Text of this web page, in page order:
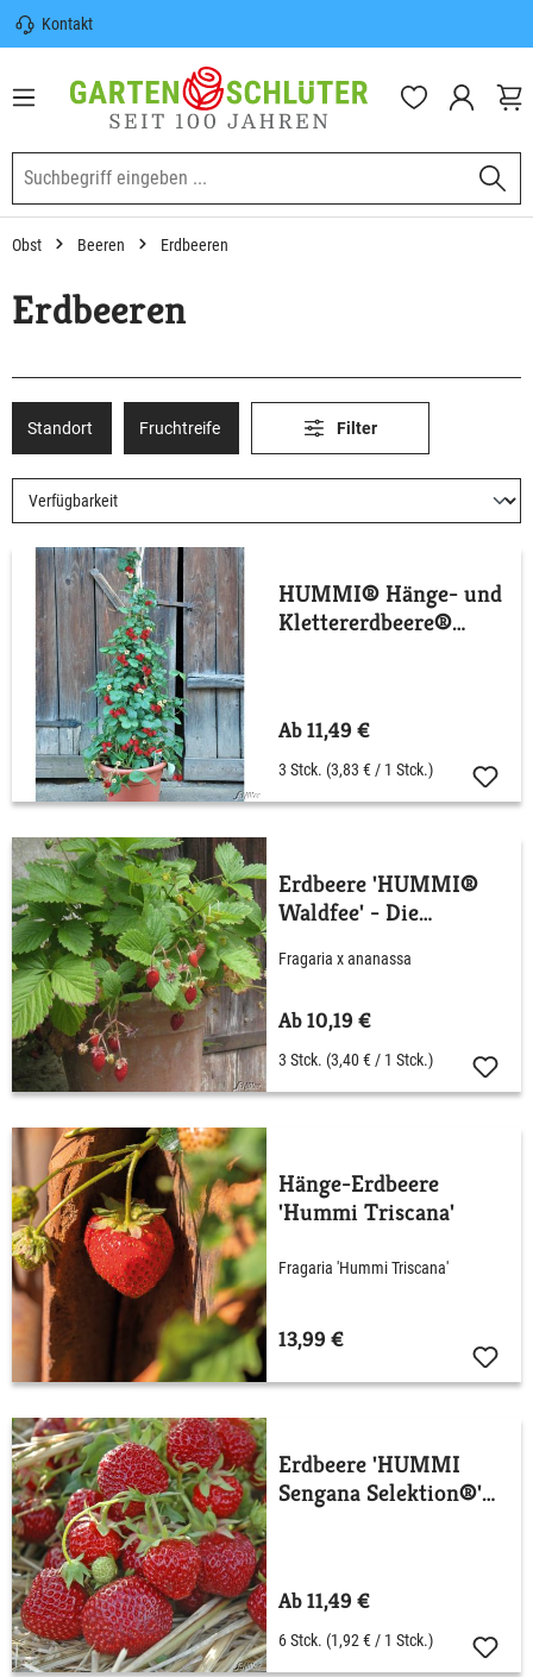
springen
Kontakt
Sicherer Versand | Versandkostenfrei
(DE) ab 100€
Garten-Schlüter Anwachsgarantie
Obst Beeren Erdbeeren
Erdbeeren
Standort Fruchtreife Filter
HUMMI® Hänge- und
Klettererdbeere®
Ab 11,49 €
3 Stck. (3,83 € / 1 Stck.)
Erdbeere 'HUMMI®
Waldfee' - Die
Fragaria x ananassa
Ab 10,19 €
3 Stck. (3,40 € / 1 Stck.)
Hänge-Erdbeere
'Hummi Triscana'
Fragaria 'Hummi Triscana'
13,99 €
Erdbeere 'HUMMI
Sengana Selektion®'
Ab 11,49 €
6 Stck. (1,92 € / 1 Stck.)